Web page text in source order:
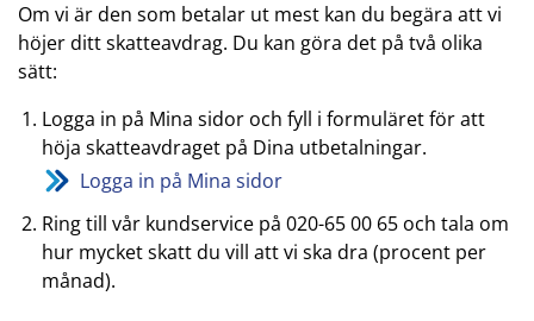
Om vi är den som betalar ut mest kan du begära att vi
höjer ditt skatteavdrag. Du kan göra det på två olika
sätt:
Logga in på Mina sidor och fyll i formuläret för att
höja skatteavdraget på Dina utbetalningar.
Logga in på Mina sidor
Ring till vår kundservice på 020-65 00 65 och tala om
hur mycket skatt du vill att vi ska dra (procent per
månad).